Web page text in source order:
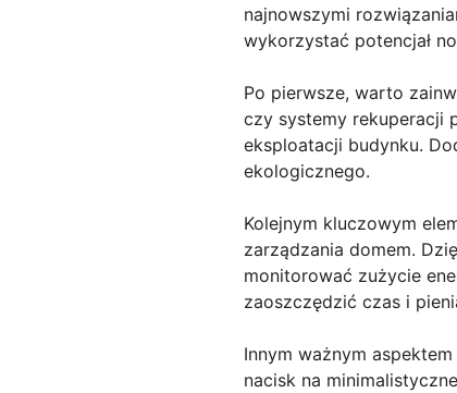
najnowszymi
wykorzystać potencjał
Po pierwsze, warto
czy systemy rekuperacji
eksploatacji budynku.
ekologicznego.
Kolejnym kluczowym
zarządzania domem.
monitorować zużycie
zaoszczędzić czas i
Innym ważnym
nacisk na